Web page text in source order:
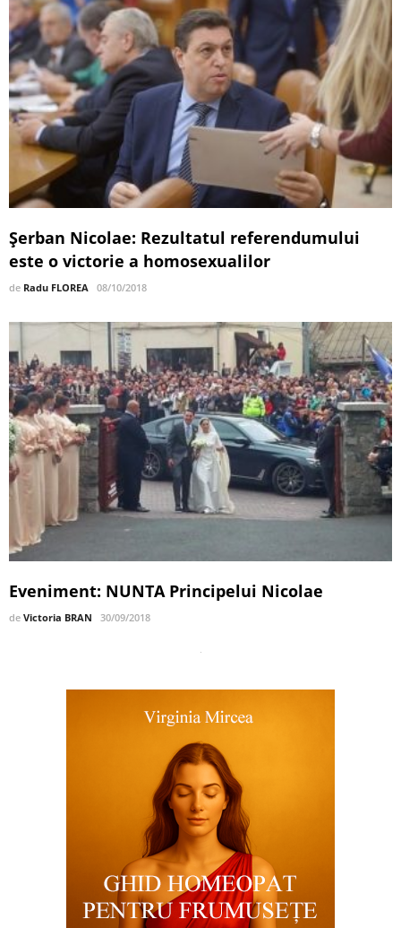
Şerban Nicolae: Rezultatul referendumului
este o victorie a homosexualilor
de Radu FLOREA 08/10/2018
Eveniment: NUNTA Principelui Nicolae
de Victoria BRAN 30/09/2018